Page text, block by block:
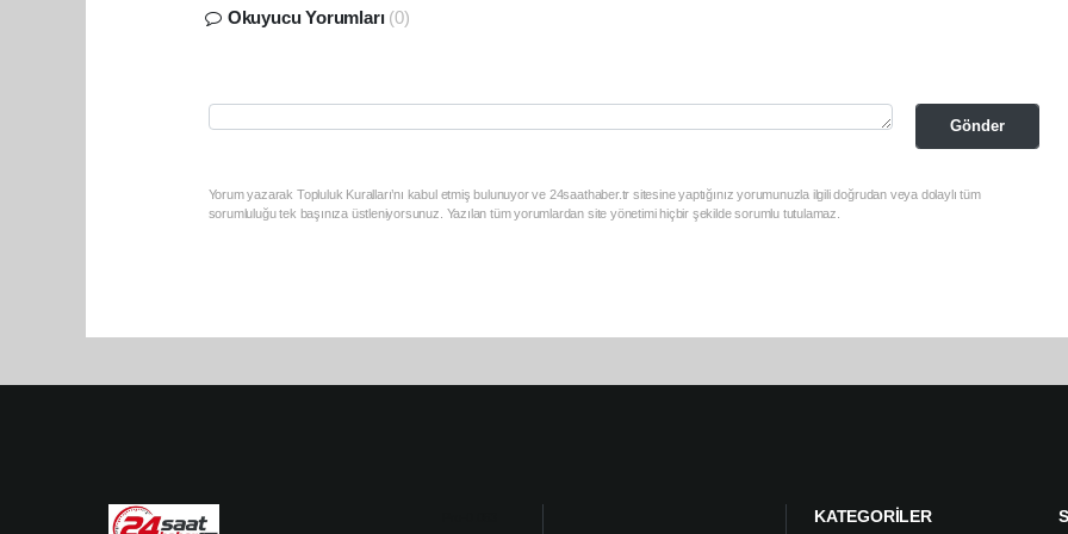
Okuyucu Yorumları (0)
Gönder
Yorum yazarak Topluluk Kuralları’nı kabul etmiş bulunuyor ve 24saathaber.tr sitesine yaptığınız yorumunuzla ilgili doğrudan veya dolaylı tüm
sorumluluğu tek başınıza üstleniyorsunuz. Yazılan tüm yorumlardan site yönetimi hiçbir şekilde sorumlu tutulamaz.
KATEGORİLER